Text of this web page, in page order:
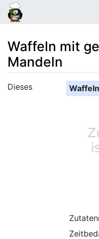
Waffeln mit
Mandeln
Wechseln zu: Navigation,
Dieses